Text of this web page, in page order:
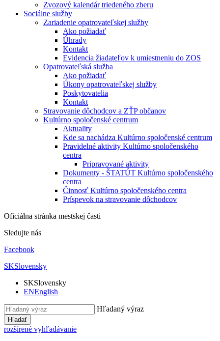
Zvozový kalendár triedeného zberu
Sociálne služby
Zariadenie opatrovateľskej služby
Ako požiadať
Úhrady
Kontakt
Evidencia žiadateľov k umiestneniu do ZOS
Opatrovateľská služba
Ako požiadať
Úkony opatrovateľskej služby
Poskytovatelia
Kontakt
Stravovanie dôchodcov a ZŤP občanov
Kultúrno spoločenské centrum
Aktuality
Kde sa nachádza Kultúrno spoločenské centrum
Pravidelné aktivity Kultúrno spoločenského
centra
Pripravované aktivity
Dokumenty - ŠTATÚT Kultúrno spoločenského
centra
Činnosť Kultúrno spoločenského centra
Príspevok na stravovanie dôchodcov
Oficiálna stránka mestskej časti
Sledujte nás
Facebook
SKSlovensky
SKSlovensky
ENEnglish
Hľadaný výraz
Hľadať
rozšírené vyhľadávanie